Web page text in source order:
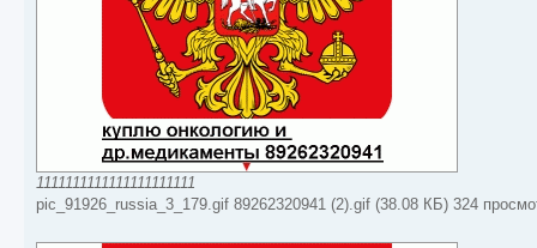
1111111111111111111111
pic_91926_russia_3_179.gif 89262320941 (2).gif (38.08 КБ) 324